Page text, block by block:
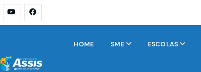
HOME SME ESCOLAS